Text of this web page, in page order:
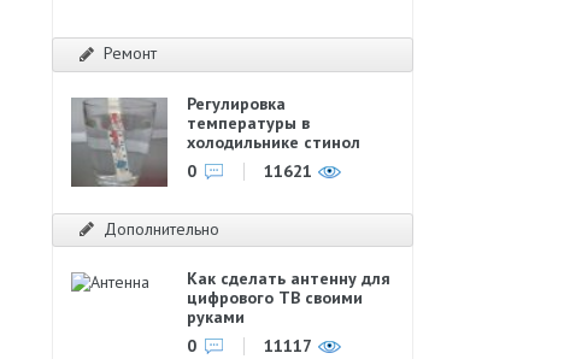
Ремонт
Регулировка
температуры в
холодильнике стинол
0
11621
Дополнительно
Как сделать антенну для
цифрового ТВ своими
руками
0
11117